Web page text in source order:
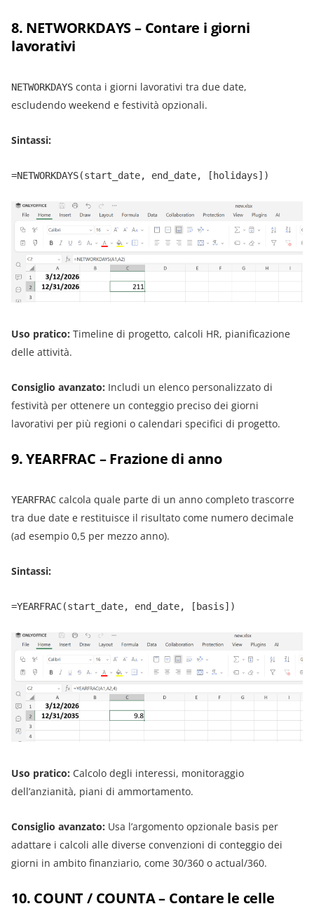
8. NETWORKDAYS – Contare i giorni
lavorativi
NETWORKDAYS conta i giorni lavorativi tra due date,
escludendo weekend e festività opzionali.
Sintassi:
=NETWORKDAYS(start_date, end_date, [holidays])
Uso pratico: Timeline di progetto, calcoli HR, pianificazione
delle attività.
Consiglio avanzato: Includi un elenco personalizzato di
festività per ottenere un conteggio preciso dei giorni
lavorativi per più regioni o calendari specifici di progetto.
9. YEARFRAC – Frazione di anno
YEARFRAC calcola quale parte di un anno completo trascorre
tra due date e restituisce il risultato come numero decimale
(ad esempio 0,5 per mezzo anno).
Sintassi:
=YEARFRAC(start_date, end_date, [basis])
Uso pratico: Calcolo degli interessi, monitoraggio
dell’anzianità, piani di ammortamento.
Consiglio avanzato: Usa l’argomento opzionale basis per
adattare i calcoli alle diverse convenzioni di conteggio dei
giorni in ambito finanziario, come 30/360 o actual/360.
10. COUNT / COUNTA – Contare le celle